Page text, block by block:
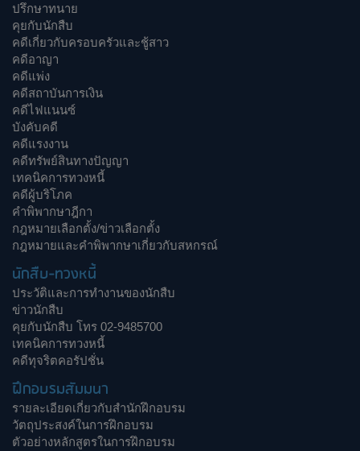
ปรึกษาทนาย
คุยกับนักสืบ
คดีเกี่ยวกับครอบครัวและชู้สาว
คดีอาญา
คดีแพ่ง
คดีสถาบันการเงิน
คดีไฟแนนซ์
บังคับคดี
คดีแรงงาน
คดีทรัพย์สินทางปัญญา
เทคนิคการทวงหนี้
คดีผู้บริโภค
คำพิพากษาฎีกา
กฎหมายเลือกตั้ง/ข่าวเลือกตั้ง
กฎหมายและคำพิพากษาเกี่ยวกับสหกรณ์
นักสืบ-ทวงหนี้
ประวัติและการทำงานของนักสืบ
ข่าวนักสืบ
คุยกับนักสืบ โทร 02-9485700
เทคนิคการทวงหนี้
คดีทุจริตคอรัปชั่น
ฝึกอบรมสัมมนา
รายละเอียดเกี่ยวกับสำนักฝึกอบรม
วัตถุประสงค์ในการฝึกอบรม
ตัวอย่างหลักสูตรในการฝึกอบรม